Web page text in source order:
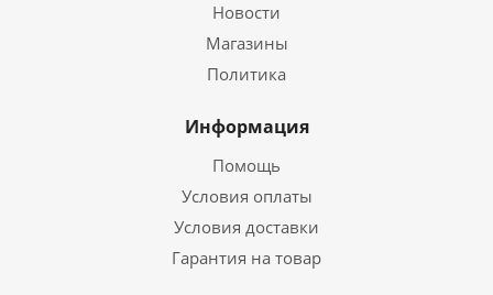
Новости
Магазины
Политика
Информация
Помощь
Условия оплаты
Условия доставки
Гарантия на товар